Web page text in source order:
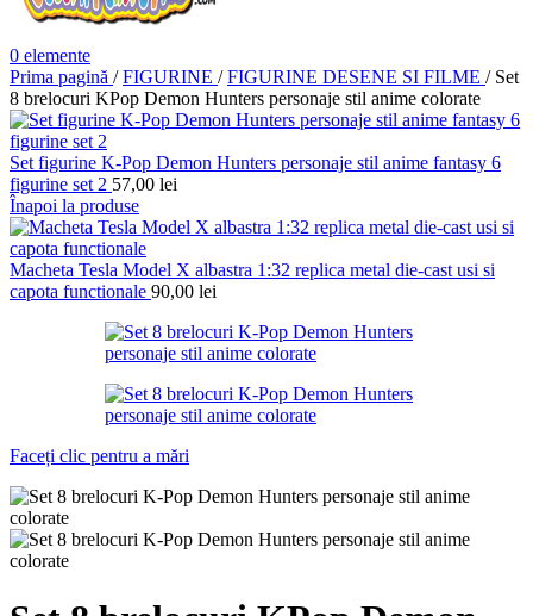
0 elemente
Prima pagină / FIGURINE / FIGURINE DESENE SI FILME / Set
8 brelocuri KPop Demon Hunters personaje stil anime colorate
Set figurine K-Pop Demon Hunters personaje stil anime fantasy 6
figurine set 2 57,00 lei
Înapoi la produse
Macheta Tesla Model X albastra 1:32 replica metal die-cast usi si
capota functionale 90,00 lei
Faceți clic pentru a mări